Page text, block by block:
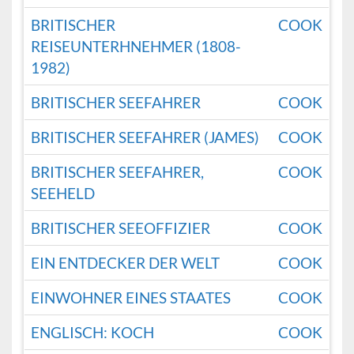
BRITISCHER
REISEUNTERHNEHMER (1808-
1982)
COOK
BRITISCHER SEEFAHRER
COOK
BRITISCHER SEEFAHRER (JAMES)
COOK
BRITISCHER SEEFAHRER,
SEEHELD
COOK
BRITISCHER SEEOFFIZIER
COOK
EIN ENTDECKER DER WELT
COOK
EINWOHNER EINES STAATES
COOK
ENGLISCH: KOCH
COOK